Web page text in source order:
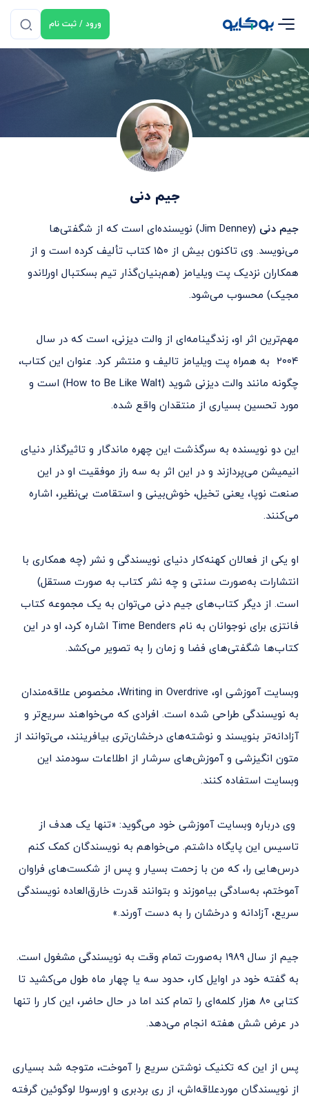
ورود / ثبت نام
جیم دنی
جیم دنی
(Jim Denney) نویسنده‌ای است که از شگفتی‌ها
می‌نویسد. وی تاکنون بیش از ۱۵۰ کتاب تألیف کرده است و از
همکاران نزدیک پت ویلیامز (هم‌بنیان‌گذار تیم بسکتبال اورلاندو
مجیک) محسوب می‌شود.
مهم‌ترین اثر او، زندگینامه‌ای از والت دیزنی، است که در سال
۲۰۰۴ به همراه پت ویلیامز تالیف و منتشر کرد. عنوان این کتاب،
چگونه مانند والت دیزنی شوید (How to Be Like Walt) است و
مورد تحسین بسیاری از منتقدان واقع شده.
این دو نویسنده به سرگذشت این چهره ماندگار و تاثیرگذار دنیای
انیمیشن می‌پردازند و در این اثر به سه راز موفقیت او در این
صنعت نوپا، یعنی تخیل، خوش‌بینی و استقامت بی‌نظیر، اشاره
می‌کنند.
او یکی از فعالان کهنه‌کار دنیای نویسندگی و نشر (چه همکاری با
انتشارات به‌صورت سنتی و چه نشر کتاب به صورت مستقل)
است. از دیگر کتاب‌های جیم دنی می‌توان به یک مجموعه کتاب
فانتزی برای نوجوانان به نام Time Benders اشاره کرد، او در این
کتاب‌ها شگفتی‌های فضا و زمان را به تصویر می‌کشد.
وبسایت آموزشی او، Writing in Overdrive، مخصوص علاقه‌مندان
به نویسندگی طراحی شده است. افرادی که می‌خواهند سریع‌تر و
آزادانه‌تر بنویسند و نوشته‌های درخشان‌تری بیافرینند، می‌توانند از
متون انگیزشی و آموزش‌های سرشار از اطلاعات سودمند این
وبسایت استفاده کنند.
وی درباره وبسایت آموزشی خود می‌گوید: «تنها یک هدف از
تاسیس این پایگاه داشتم. می‌خواهم به نویسندگان کمک کنم
درس‌هایی را، که من با زحمت بسیار و پس از شکست‌های فراوان
آموختم، به‌سادگی بیاموزند و بتوانند قدرت خارق‌العاده نویسندگی
سریع، آزادانه و درخشان را به دست آورند.»
جیم از سال ۱۹۸۹ به‌صورت تمام وقت به نویسندگی مشغول است.
به گفته خود در اوایل کار، حدود سه یا چهار ماه طول می‌کشید تا
کتابی ۸۰ هزار کلمه‌ای را تمام کند اما در حال حاضر، این کار را تنها
در عرض شش هفته انجام می‌دهد.
پس از این که تکنیک نوشتن سریع را آموخت، متوجه شد بسیاری
از نویسندگان مورد‌علاقه‌اش، از ری بردبری و اورسولا لوگوئین گرفته